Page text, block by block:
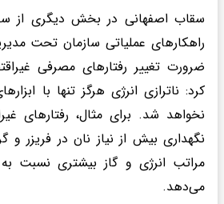
سقاب اصفهانی در بخش دیگری از
راهکارهای عملیاتی سازمان تحت
ضرورت تغییر رفتارهای مصرفی
کرد: ناترازی انرژی هرگز تنها با
نخواهد شد. برای مثال، رفتارهای
نگهداری بیش از نیاز نان در فریزر
مراتب انرژی و گاز بیشتری نسبت
می‌دهد.